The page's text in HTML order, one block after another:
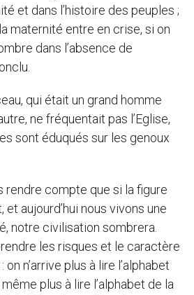
et dans l’histoire des peuples ;
maternité entre en crise, si on
dans l’absence de
qui était un grand homme
ne fréquentait pas l’Eglise,
sont éduqués sur les genoux
rendre compte que si la figure
aujourd’hui nous vivons une
notre civilisation sombrera.
les risques et le caractère
n’arrive plus à lire l’alphabet
même plus à lire l’alphabet de la